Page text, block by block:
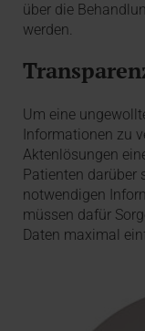
über die
werden.
Um eine
Informationen zu
Aktenlösungen
Patienten darüber
notwendigen
müssen dafür
Daten maximal